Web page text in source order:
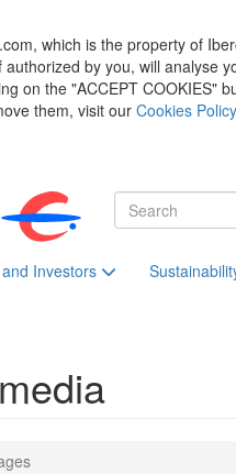
which is the property of
by you, will analyse
on the "ACCEPT COOKIES"
them, visit our Cookies Policy
Investors